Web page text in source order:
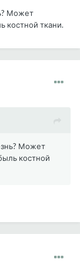
Может
костной ткани.
Может
костной